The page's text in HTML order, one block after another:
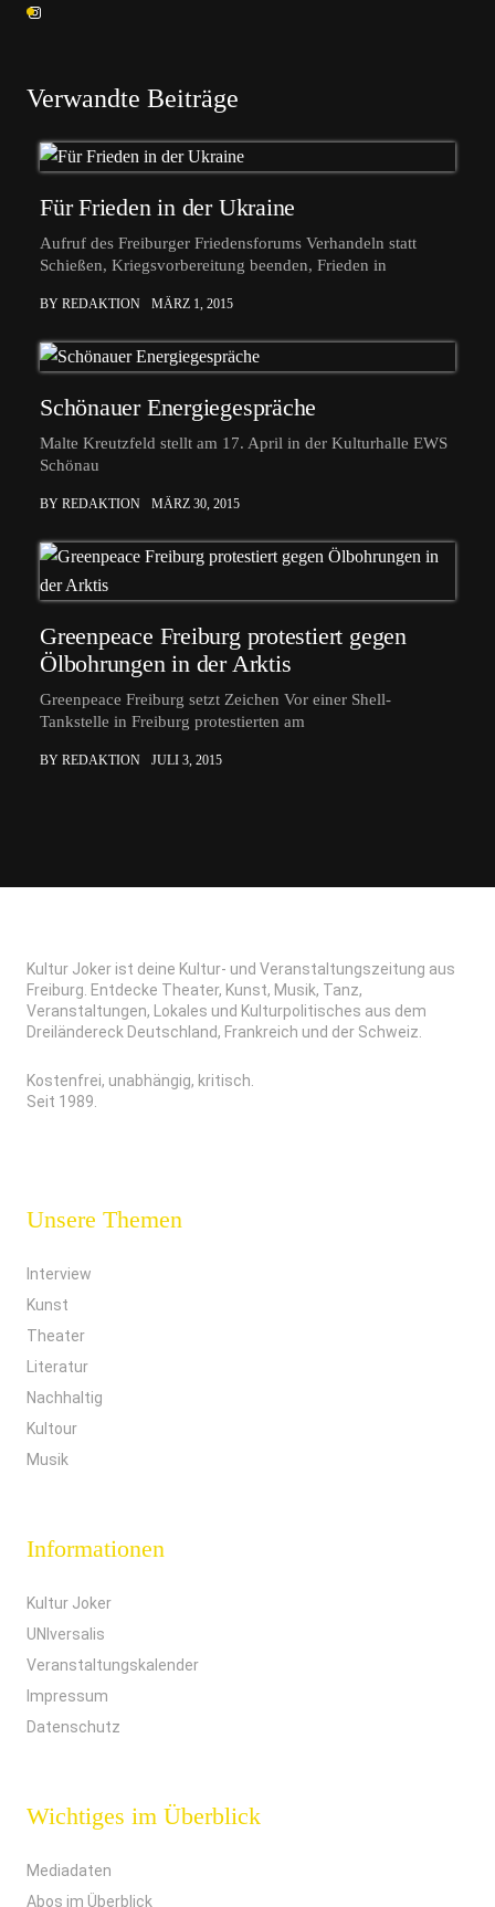
Verwandte Beiträge
Für Frieden in der Ukraine
Aufruf des Freiburger Friedensforums Verhandeln statt
Schießen, Kriegsvorbereitung beenden, Frieden in
BY REDAKTION MÄRZ 1, 2015
Schönauer Energiegespräche
Malte Kreutzfeld stellt am 17. April in der Kulturhalle EWS
Schönau
BY REDAKTION MÄRZ 30, 2015
Greenpeace Freiburg protestiert gegen
Ölbohrungen in der Arktis
Greenpeace Freiburg setzt Zeichen Vor einer Shell-
Tankstelle in Freiburg protestierten am
BY REDAKTION JULI 3, 2015
Kultur Joker ist deine Kultur- und Veranstaltungszeitung aus
Freiburg. Entdecke Theater, Kunst, Musik, Tanz,
Veranstaltungen, Lokales und Kulturpolitisches aus dem
Dreiländereck Deutschland, Frankreich und der Schweiz.
Kostenfrei, unabhängig, kritisch.
Seit 1989.
Unsere Themen
Interview
Kunst
Theater
Literatur
Nachhaltig
Kultour
Musik
Informationen
Kultur Joker
UNIversalis
Veranstaltungskalender
Impressum
Datenschutz
Wichtiges im Überblick
Mediadaten
Abos im Überblick